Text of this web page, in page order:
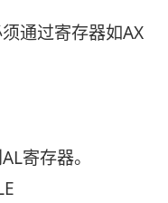
通过寄存器如AX
寄存器。